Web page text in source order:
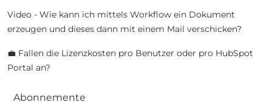
Video - Wie kann ich mittels Workflow ein Dokument
erzeugen und dieses dann mit einem Mail verschicken?
💼 Fallen die Lizenzkosten pro Benutzer oder pro HubSpot
Portal an?
Abonnemente